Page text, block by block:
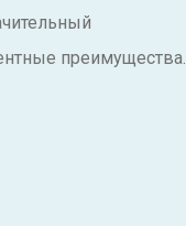
преимущества.